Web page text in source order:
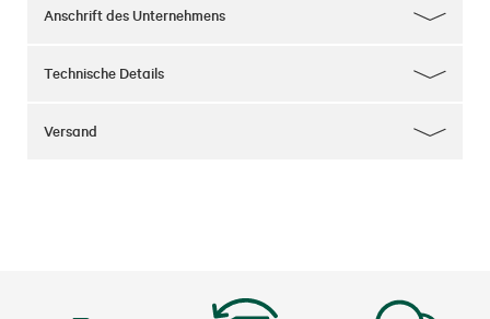
Anschrift des Unternehmens
Technische Details
Versand